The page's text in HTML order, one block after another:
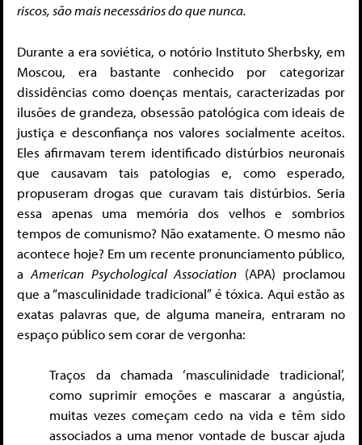
riscos, são mais necessários do que nunca.
Durante a era soviética, o notório Instituto Sherbsky, em
Moscou, era bastante conhecido por categorizar
dissidências como doenças mentais, caracterizadas por
ilusões de grandeza, obsessão patológica com ideais de
justiça e desconfiança nos valores socialmente aceitos.
Eles afirmavam terem identificado distúrbios neuronais
que causavam tais patologias e, como esperado,
propuseram drogas que curavam tais distúrbios. Seria
essa apenas uma memória dos velhos e sombrios
tempos de comunismo? Não exatamente. O mesmo não
acontece hoje? Em um recente pronunciamento público,
aAmerican Psychological Association (APA) proclamou
que a “masculinidade tradicional” é tóxica. Aqui estão as
exatas palavras que, de alguma maneira, entraram no
espaço público sem corar de vergonha:
Traços da chamada ‘masculinidade tradicional’,
como suprimir emoções e mascarar a angústia,
muitas vezes começam cedo na vida e têm sido
associados a uma menor vontade de buscar ajuda